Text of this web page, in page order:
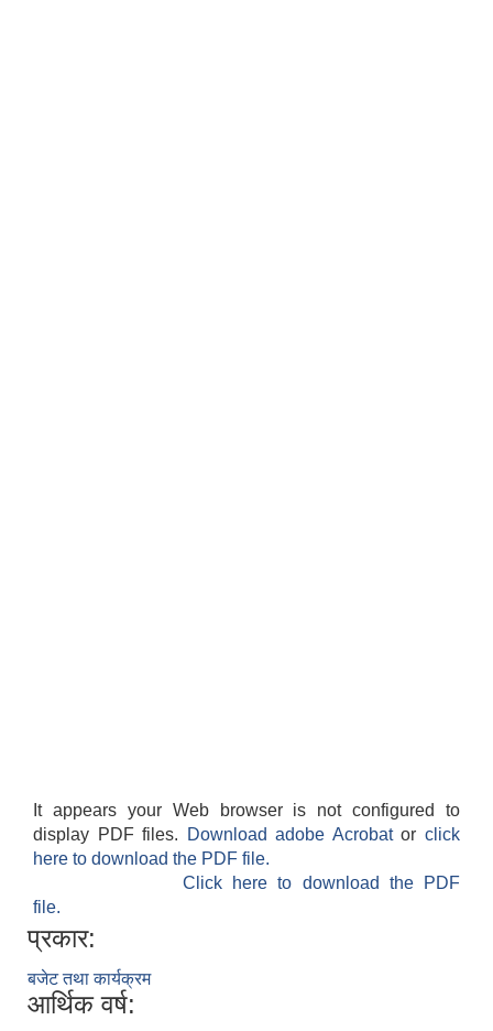
It appears your Web browser is not configured to
display PDF files.
Download adobe Acrobatorclick
here to download the PDF file.
Click here to download the PDF
file.
प्रकार:
बजेट तथा कार्यक्रम
आर्थिक वर्ष: